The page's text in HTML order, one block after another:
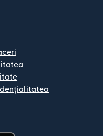
nouă)nouă)
o fereastră nouă)
într-o fereastră nouă)
într-o fereastră